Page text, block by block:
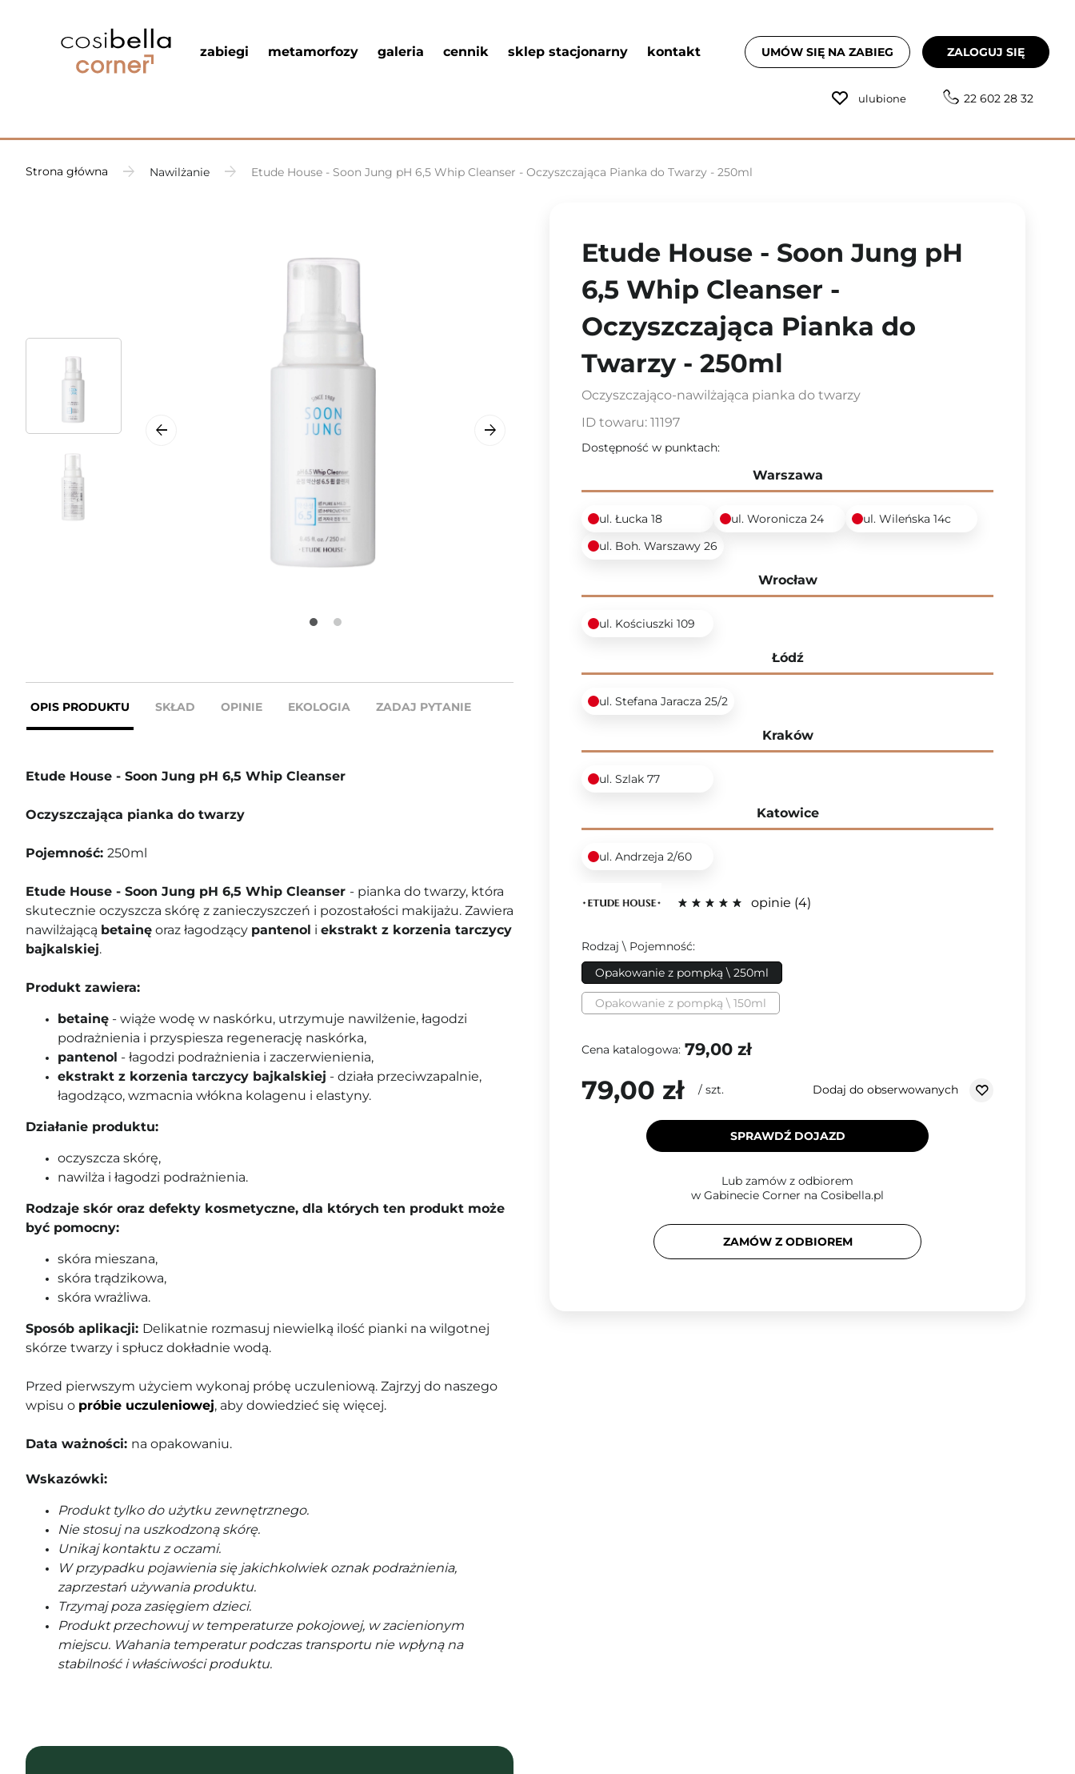
zabiegi metamorfozy galeria cennik sklep stacjonarny kontakt UMÓW SIĘ NA ZABIEG ZALOGUJ SIĘ
ulubione 22 602 28 32
Strona główna Nawilżanie Etude House - Soon Jung pH 6,5 Whip Cleanser - Oczyszczająca Pianka do Twarzy - 250ml
OPIS PRODUKTU SKŁAD OPINIE EKOLOGIA ZADAJ PYTANIE
Etude House - Soon Jung pH 6,5 Whip Cleanser
Oczyszczająca pianka do twarzy
Pojemność: 250ml
Etude House - Soon Jung pH 6,5 Whip Cleanser - pianka do twarzy, która
skutecznie oczyszcza skórę z zanieczyszczeń i pozostałości makijażu. Zawiera
nawilżającą betainę oraz łagodzący pantenol i ekstrakt z korzenia tarczycy
bajkalskiej.
Produkt zawiera:
betainę - wiąże wodę w naskórku, utrzymuje nawilżenie, łagodzi
podrażnienia i przyspiesza regenerację naskórka,
pantenol - łagodzi podrażnienia i zaczerwienienia,
ekstrakt z korzenia tarczycy bajkalskiej - działa przeciwzapalnie,
łagodząco, wzmacnia włókna kolagenu i elastyny.
Działanie produktu:
oczyszcza skórę,
nawilża i łagodzi podrażnienia.
Rodzaje skór oraz defekty kosmetyczne, dla których ten produkt może
być pomocny:
skóra mieszana,
skóra trądzikowa,
skóra wrażliwa.
Sposób aplikacji: Delikatnie rozmasuj niewielką ilość pianki na wilgotnej
skórze twarzy i spłucz dokładnie wodą.
Przed pierwszym użyciem wykonaj próbę uczuleniową. Zajrzyj do naszego
wpisu o próbie uczuleniowej, aby dowiedzieć się więcej.
Data ważności: na opakowaniu.
Wskazówki:
Produkt tylko do użytku zewnętrznego.
Nie stosuj na uszkodzoną skórę.
Unikaj kontaktu z oczami.
W przypadku pojawienia się jakichkolwiek oznak podrażnienia,
zaprzestań używania produktu.
Trzymaj poza zasięgiem dzieci.
Produkt przechowuj w temperaturze pokojowej, w zacienionym
miejscu. Wahania temperatur podczas transportu nie wpłyną na
stabilność i właściwości produktu.
Etude House - Soon Jung pH
6,5 Whip Cleanser -
Oczyszczająca Pianka do
Twarzy - 250ml
Oczyszczająco-nawilżająca pianka do twarzy
ID towaru: 11197
Dostępność w punktach:
Warszawa
ul. Łucka 18 ul. Woronicza 24
ul. Wileńska 14c
ul. Boh. Warszawy 26
Wrocław
ul. Kościuszki 109
Łódź
ul. Stefana Jaracza 25/2
Kraków
ul. Szlak 77
Katowice
ul. Andrzeja 2/60
opinie 4
Rodzaj \ Pojemność:
Opakowanie z pompką \ 250ml
Opakowanie z pompką \ 150ml
Cena katalogowa: 79,00 zł
79,00 zł / szt. Dodaj do obserwowanych
SPRAWDŹ DOJAZD
Lub zamów z odbiorem
w Gabinecie Corner na Cosibella.pl
ZAMÓW Z ODBIOREM